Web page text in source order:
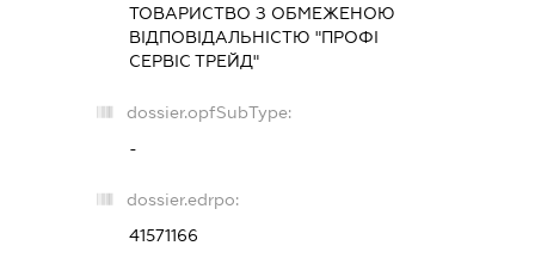
ТОВАРИСТВО З ОБМЕЖЕНОЮ
ВІДПОВІДАЛЬНІСТЮ "ПРОФІ
СЕРВІС ТРЕЙД"
dossier.opfSubType:
-
dossier.edrpo:
41571166